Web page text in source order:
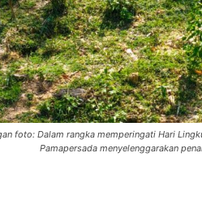
foto: Dalam rangka memperingati Hari
Pamapersada menyelenggarakan